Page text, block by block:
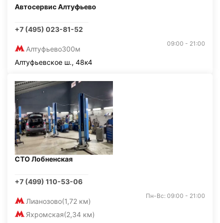
Автосервис Алтуфьево
+7 (495) 023-81-52
Алтуфьево300м
09:00 - 21:00
Алтуфьевское ш., 48к4
СТО Лобненская
+7 (499) 110-53-06
Лианозово(1,72 км)
Яхромская(2,34 км)
Пн-Вс: 09:00 - 21:00